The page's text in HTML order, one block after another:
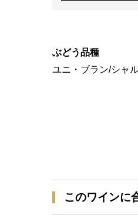
ぶどう品種
ユニ・ブラン/シャ
このワインに